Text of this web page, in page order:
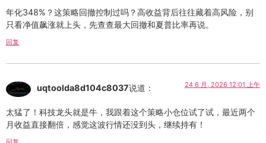
年化348%？这策略回撤控制过吗？高收益背后往往藏着高风险，别
只看净值飙涨就上头，先查查最大回撤和夏普比率再说。
回复
uqtoolda8d104c8037说道： 24 6 月, 2026 12:01 上午
太猛了！科技龙头就是牛，我跟着这个策略小仓位试了试，最近两个
月收益直接翻倍，感觉这波行情还没到头，继续持有！